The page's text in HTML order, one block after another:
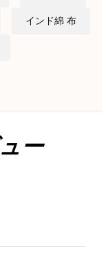
インド綿 布
ー